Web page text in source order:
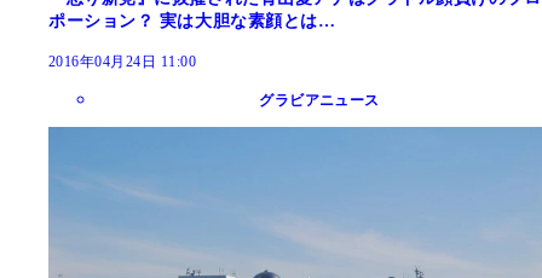
ポーション？ 実は大胆な素顔とは…
2016年04月24日 11:00
グラビアニュース